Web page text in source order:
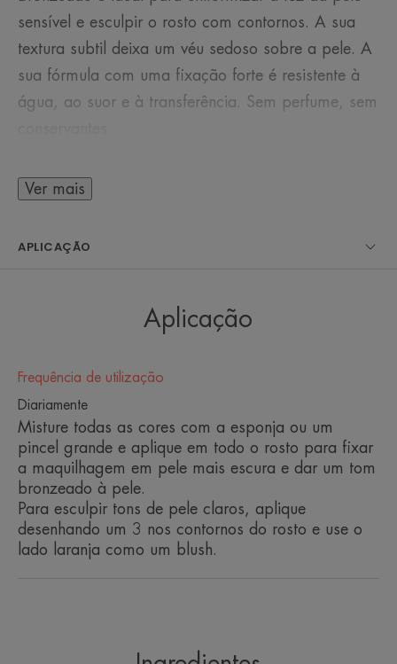
sensível e esculpir o rosto com contornos. A sua
textura subtil deixa um véu sedoso sobre a pele. A
sua fórmula com uma fixação forte é resistente à
água, ao suor e à transferência. Sem perfume, sem
Tons castanhos e dourados para
clara, dar cor às pálpebras e fixar
a maquilhagem em pele mais
escura.
Vantagem
Ver mais
APLICAÇÃO
Aplicação
Frequência de utilização
Diariamente
Misture todas as cores com a esponja ou um
pincel grande e aplique em todo o rosto para fixar
a maquilhagem em pele mais escura e dar um tom
bronzeado à pele.
Para esculpir tons de pele claros, aplique
desenhando um 3 nos contornos do rosto e use o
lado laranja como um blush.